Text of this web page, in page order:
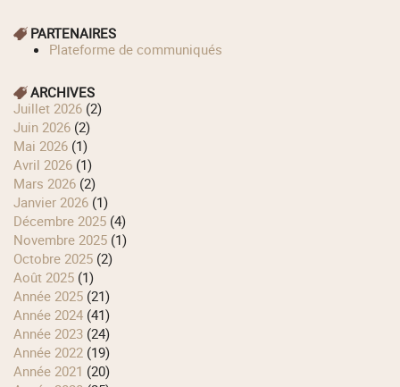
PARTENAIRES
Plateforme de communiqués
ARCHIVES
juillet 2026 (2)
juin 2026 (2)
mai 2026 (1)
avril 2026 (1)
mars 2026 (2)
janvier 2026 (1)
décembre 2025 (4)
novembre 2025 (1)
octobre 2025 (2)
août 2025 (1)
année 2025 (21)
année 2024 (41)
année 2023 (24)
année 2022 (19)
année 2021 (20)